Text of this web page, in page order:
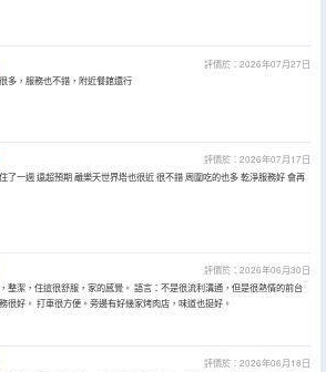
評價於：2026年07月27日
多，服務也不錯，附近餐館還行
評價於：2026年07月17日
了一週 遠超預期 離樂天世界塔也很近 很不錯 周圍吃的也多 乾淨服務好 會再
評價於：2026年06月30日
整潔，住這很舒服，家的感覺。 語言：不是很流利溝通，但是很熱情的前台
很好。 打車很方便。旁邊有好幾家烤肉店，味道也挺好。
評價於：2026年06月18日